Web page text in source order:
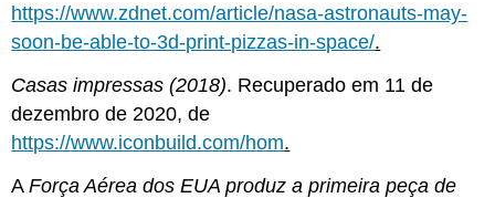
https://www.zdnet.com/article/nasa-astronauts-may-
soon-be-able-to-3d-print-pizzas-in-space/.
Casas impressas (2018). Recuperado em 11 de
dezembro de 2020, de
https://www.iconbuild.com/hom.
AForça Aérea dos EUA produz a primeira peça de